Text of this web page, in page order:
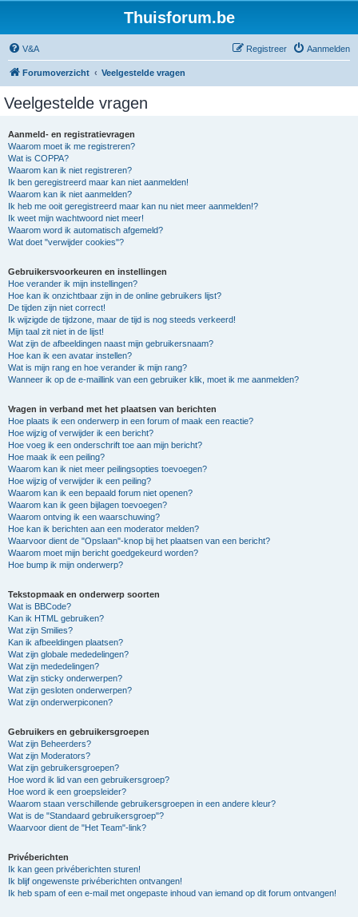
Thuisforum.be
V&A Aanmelden
Registreer
Forumoverzicht Veelgestelde vragen
Veelgestelde vragen
Aanmeld- en registratievragen
Waarom moet ik me registreren?
Wat is COPPA?
Waarom kan ik niet registreren?
Ik ben geregistreerd maar kan niet aanmelden!
Waarom kan ik niet aanmelden?
Ik heb me ooit geregistreerd maar kan nu niet meer aanmelden!?
Ik weet mijn wachtwoord niet meer!
Waarom word ik automatisch afgemeld?
Wat doet "verwijder cookies"?
Gebruikersvoorkeuren en instellingen
Hoe verander ik mijn instellingen?
Hoe kan ik onzichtbaar zijn in de online gebruikers lijst?
De tijden zijn niet correct!
Ik wijzigde de tijdzone, maar de tijd is nog steeds verkeerd!
Mijn taal zit niet in de lijst!
Wat zijn de afbeeldingen naast mijn gebruikersnaam?
Hoe kan ik een avatar instellen?
Wat is mijn rang en hoe verander ik mijn rang?
Wanneer ik op de e-maillink van een gebruiker klik, moet ik me aanmelden?
Vragen in verband met het plaatsen van berichten
Hoe plaats ik een onderwerp in een forum of maak een reactie?
Hoe wijzig of verwijder ik een bericht?
Hoe voeg ik een onderschrift toe aan mijn bericht?
Hoe maak ik een peiling?
Waarom kan ik niet meer peilingsopties toevoegen?
Hoe wijzig of verwijder ik een peiling?
Waarom kan ik een bepaald forum niet openen?
Waarom kan ik geen bijlagen toevoegen?
Waarom ontving ik een waarschuwing?
Hoe kan ik berichten aan een moderator melden?
Waarvoor dient de "Opslaan"-knop bij het plaatsen van een bericht?
Waarom moet mijn bericht goedgekeurd worden?
Hoe bump ik mijn onderwerp?
Tekstopmaak en onderwerp soorten
Wat is BBCode?
Kan ik HTML gebruiken?
Wat zijn Smilies?
Kan ik afbeeldingen plaatsen?
Wat zijn globale mededelingen?
Wat zijn mededelingen?
Wat zijn sticky onderwerpen?
Wat zijn gesloten onderwerpen?
Wat zijn onderwerpiconen?
Gebruikers en gebruikersgroepen
Wat zijn Beheerders?
Wat zijn Moderators?
Wat zijn gebruikersgroepen?
Hoe word ik lid van een gebruikersgroep?
Hoe word ik een groepsleider?
Waarom staan verschillende gebruikersgroepen in een andere kleur?
Wat is de "Standaard gebruikersgroep"?
Waarvoor dient de "Het Team"-link?
Privéberichten
Ik kan geen privéberichten sturen!
Ik blijf ongewenste privéberichten ontvangen!
Ik heb spam of een e-mail met ongepaste inhoud van iemand op dit forum ontvangen!